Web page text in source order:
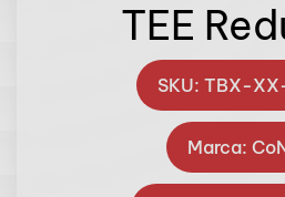
TEE
SKU: TBX-
Marca: